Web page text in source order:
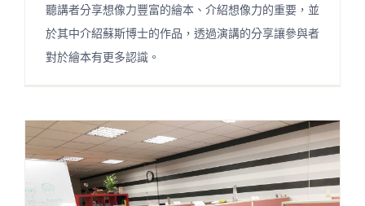
聽講者分享想像力豐富的繪本、介紹想像力的重要，並
於其中介紹蘇斯博士的作品，透過演講的分享讓參與者
對於繪本有更多認識。